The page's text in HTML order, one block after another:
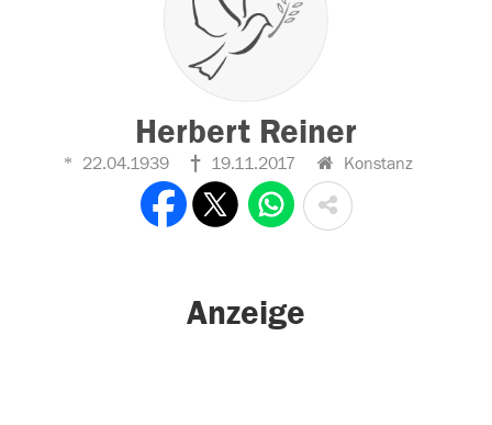
Herbert Reiner
22.04.1939 19.11.2017 Konstanz
Anzeige